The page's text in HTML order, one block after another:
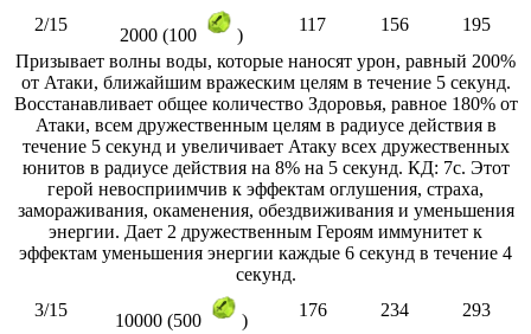
2/15
2000 (100 )
117 156
195
Призывает волны воды, которые наносят урон, равный 200%
от Атаки, ближайшим вражеским целям в течение 5 секунд.
Восстанавливает общее количество Здоровья, равное 180% от
Атаки, всем дружественным целям в радиусе действия в
течение 5 секунд и увеличивает Атаку всех дружественных
юнитов в радиусе действия на 8% на 5 секунд. КД: 7с. Этот
герой невосприимчив к эффектам оглушения, страха,
замораживания, окаменения, обездвиживания и уменьшения
энергии. Дает 2 дружественным Героям иммунитет к
эффектам уменьшения энергии каждые 6 секунд в течение 4
секунд.
3/15
10000 (500 )
176 234
293